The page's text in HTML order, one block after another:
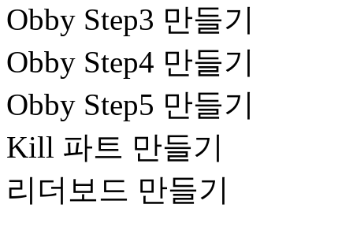
Obby Step3 만들기
Obby Step4 만들기
Obby Step5 만들기
Kill 파트 만들기
리더보드 만들기